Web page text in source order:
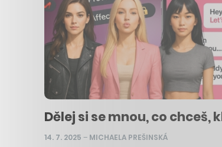
Dělej si se mnou, co
14. 7. 2025 – MICHAELA PREŠINSKÁ